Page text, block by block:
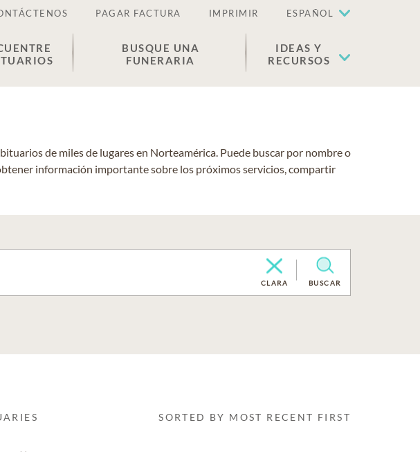
PAGAR FACTURA IMPRIMIR ESPAÑOL
BUSQUE UNA
FUNERARIA
IDEAS Y
RECURSOS
de miles de lugares en Norteamérica. Puede buscar por nombre o
información importante sobre los próximos servicios, compartir
CLARA BUSCAR
SORTED BY MOST RECENT FIRST